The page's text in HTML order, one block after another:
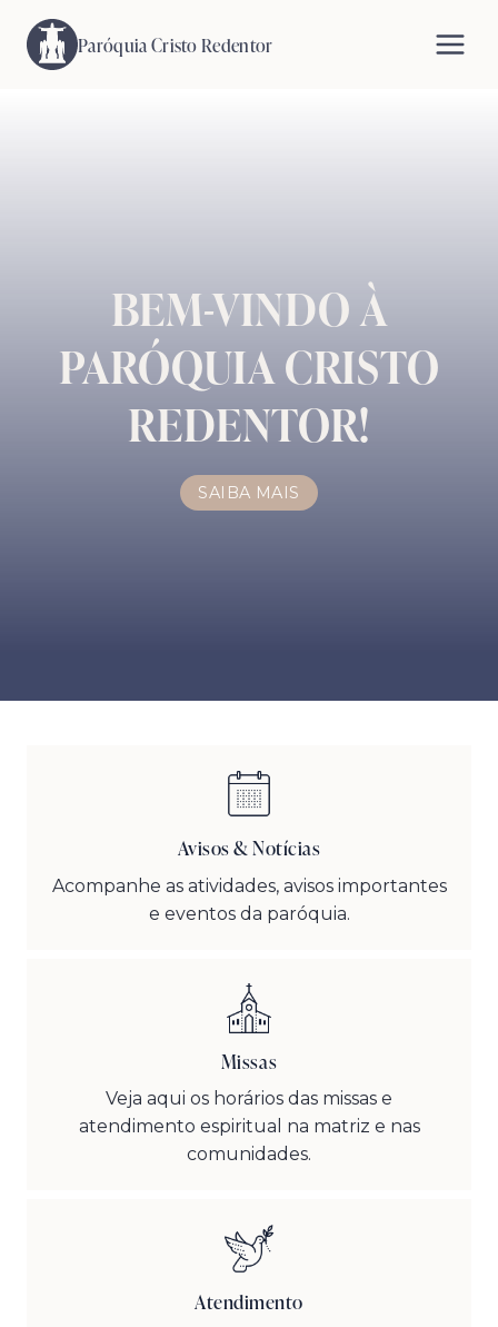
para
Paróquia Cristo Redentor
BEM-VINDO À
PARÓQUIA CRISTO
REDENTOR!
SAIBA MAIS
Avisos & Notícias
Acompanhe as atividades, avisos importantes
e eventos da paróquia.
Missas
Veja aqui os horários das missas e
atendimento espiritual na matriz e nas
comunidades.
Atendimento